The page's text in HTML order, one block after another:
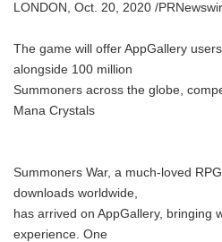
LONDON, Oct. 20, 2020 /
The game will offer AppGallery
alongside 100 million
Summoners across the globe,
Mana Crystals
Summoners War, a much-loved
downloads worldwide,
has arrived on AppGallery, bringing
experience. One